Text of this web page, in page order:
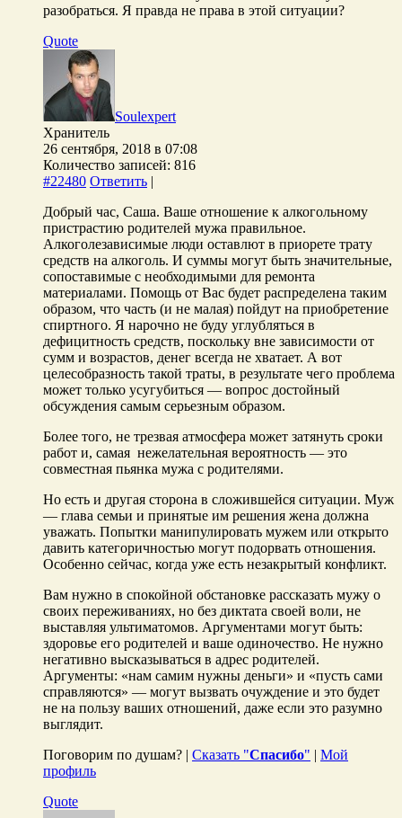
разобраться. Я правда не права в этой ситуации?
Quote
Soulexpert
Хранитель
26 сентября, 2018 в 07:08
Количество записей: 816
#22480 Ответить |
Добрый час, Саша. Ваше отношение к алкогольному
пристрастию родителей мужа правильное.
Алкоголезависимые люди оставлют в приорете трату
средств на алкоголь. И суммы могут быть значительные,
сопоставимые с необходимыми для ремонта
материалами. Помощь от Вас будет распределена таким
образом, что часть (и не малая) пойдут на приобретение
спиртного. Я нарочно не буду углубляться в
дефицитность средств, поскольку вне зависимости от
сумм и возрастов, денег всегда не хватает. А вот
целесобразность такой траты, в результате чего проблема
может только усугубиться — вопрос достойный
обсуждения самым серьезным образом.
Более того, не трезвая атмосфера может затянуть сроки
работ и, самая нежелательная вероятность — это
совместная пьянка мужа с родителями.
Но есть и другая сторона в сложившейся ситуации. Муж
— глава семьи и принятые им решения жена должна
уважать. Попытки манипулировать мужем или открыто
давить категоричностью могут подорвать отношения.
Особенно сейчас, когда уже есть незакрытый конфликт.
Вам нужно в спокойной обстановке рассказать мужу о
своих переживаниях, но без диктата своей воли, не
выставляя ультиматомов. Аргументами могут быть:
здоровье его родителей и ваше одиночество. Не нужно
негативно высказываться в адрес родителей.
Аргументы: «нам самим нужны деньги» и «пусть сами
справляются» — могут вызвать очуждение и это будет
не на пользу ваших отношений, даже если это разумно
выглядит.
Поговорим по душам? | Сказать "Спасибо" | Мой
профиль
Quote